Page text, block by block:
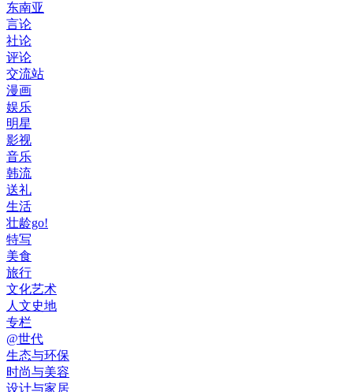
东南亚
言论
社论
评论
交流站
漫画
娱乐
明星
影视
音乐
韩流
送礼
生活
壮龄go!
特写
美食
旅行
文化艺术
人文史地
专栏
@世代
生态与环保
时尚与美容
设计与家居